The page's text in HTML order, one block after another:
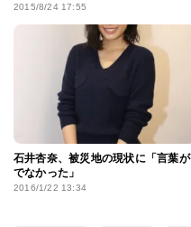
2015/8/24 17:55
石井杏奈、被災地の現状に「言葉が
でなかった」
2016/1/22 13:34